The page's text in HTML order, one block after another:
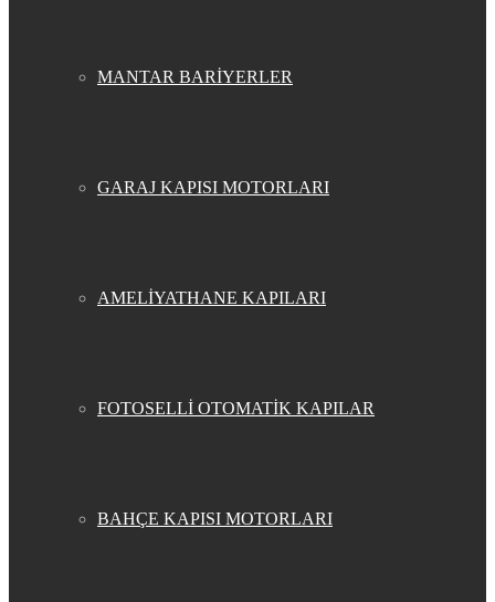
MANTAR BARİYERLER
GARAJ KAPISI MOTORLARI
AMELİYATHANE KAPILARI
FOTOSELLİ OTOMATİK KAPILAR
BAHÇE KAPISI MOTORLARI